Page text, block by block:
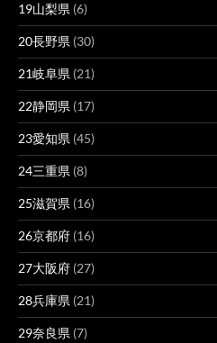
19山梨県 (6)
20長野県 (30)
21岐阜県 (21)
22静岡県 (17)
23愛知県 (45)
24三重県 (8)
25滋賀県 (16)
26京都府 (16)
27大阪府 (27)
28兵庫県 (21)
29奈良県 (7)